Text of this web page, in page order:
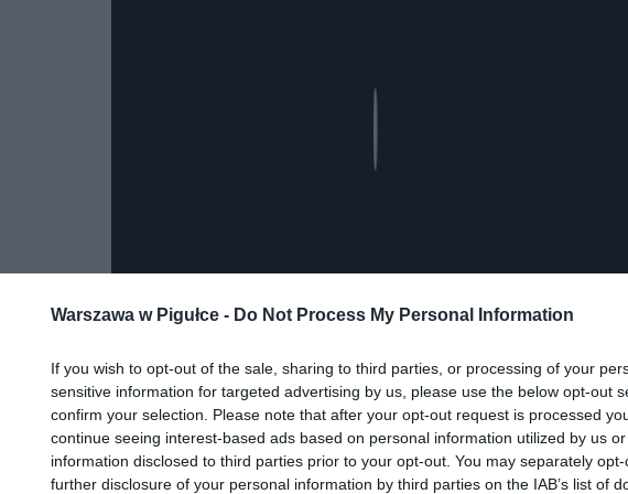
Warszawa w Pigułce - Do Not Process My Personal Information
If you wish to opt-out of the sale, sharing to third parties, or processing of your
sensitive information for targeted advertising by us, please use the below opt-out
confirm your selection. Please note that after your opt-out request is processed
continue seeing interest-based ads based on personal information utilized by us
information disclosed to third parties prior to your opt-out. You may separately
further disclosure of your personal information by third parties on the IAB’s list of
Dodaj nas do preferowanych źródeł w Google